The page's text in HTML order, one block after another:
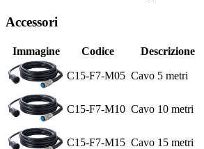
Accessori
Immagine Codice Descrizione
C15-F7-M05 Cavo 5 metri
C15-F7-M10 Cavo 10 metri
C15-F7-M15 Cavo 15 metri